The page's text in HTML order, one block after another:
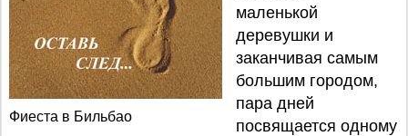
Фиеста в Бильбао
маленькой
деревушки и
заканчивая самым
большим городом,
пара дней
посвящается одному